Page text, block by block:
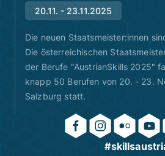
20.11. - 23.11.2025
Die neuen Staatsmeister:innen
Die österreichischen
der Berufe "AustrianSkills 2025"
knapp 50 Berufen von 20. - 23.
Salzburg statt.